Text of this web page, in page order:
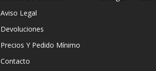
Aviso Legal
Devoluciones
Precios Y Pedido Mínimo
Contacto